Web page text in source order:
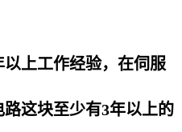
上工作经验，在伺服
这块至少有3年以上的